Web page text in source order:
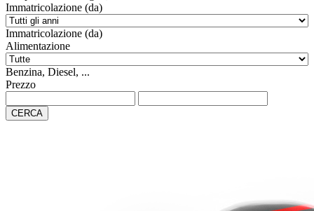
Immatricolazione (da)
Immatricolazione (da)
Alimentazione
Benzina, Diesel, ...
Prezzo
CERCA